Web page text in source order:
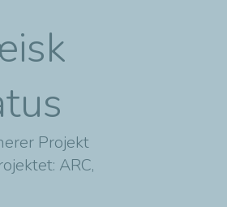
Projekt
ARC,